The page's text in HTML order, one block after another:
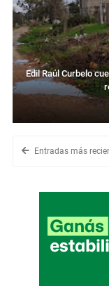
Edil Raúl Curbelo
Entradas más